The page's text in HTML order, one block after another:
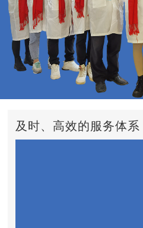
及时、高效的服务体系